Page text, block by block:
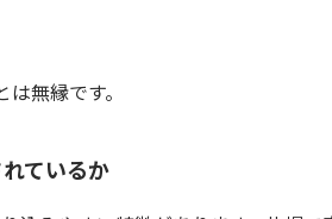
無縁です。
ているか